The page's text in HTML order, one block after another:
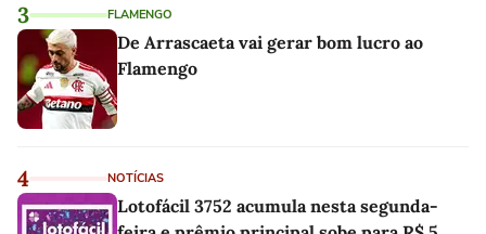
3 FLAMENGO
De Arrascaeta vai gerar bom lucro ao
Flamengo
4 NOTÍCIAS
Lotofácil 3752 acumula nesta segunda-